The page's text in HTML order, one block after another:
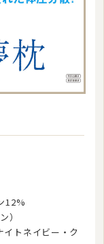
12%
）
トネイビー・ク